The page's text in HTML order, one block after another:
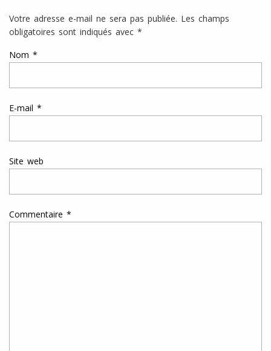
Votre adresse e-mail ne sera pas publiée. Les champs
obligatoires sont indiqués avec *
Nom *
E-mail *
Site web
Commentaire *